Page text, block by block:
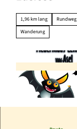
1,96 km lang Rundweg
Wanderung